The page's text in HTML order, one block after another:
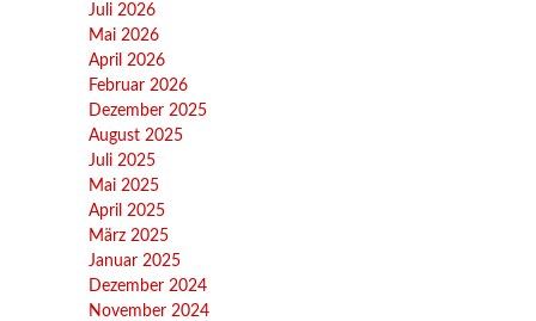
Juli 2026
Mai 2026
April 2026
Februar 2026
Dezember 2025
August 2025
Juli 2025
Mai 2025
April 2025
März 2025
Januar 2025
Dezember 2024
November 2024